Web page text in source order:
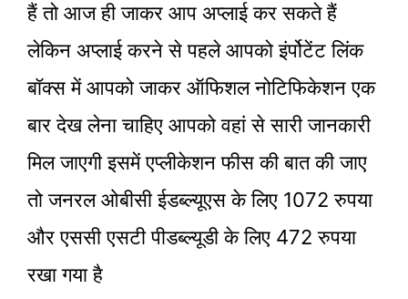
हैं तो आज ही जाकर आप अप्लाई कर सकते हैं
लेकिन अप्लाई करने से पहले आपको इंर्पोटेंट लिंक
बॉक्स में आपको जाकर ऑफिशल नोटिफिकेशन एक
बार देख लेना चाहिए आपको वहां से सारी जानकारी
मिल जाएगी इसमें एप्लीकेशन फीस की बात की जाए
तो जनरल ओबीसी ईडब्ल्यूएस के लिए 1072 रुपया
और एससी एसटी पीडब्ल्यूडी के लिए 472 रुपया
रखा गया है